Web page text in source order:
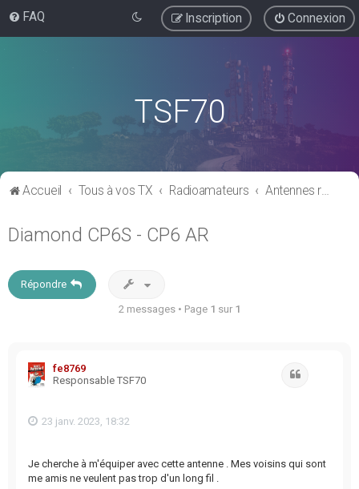
FAQ Connexion
Inscription
TSF70
Accueil Tous à vos TX Radioamateurs Antennes radioamateurs
Diamond CP6S - CP6 AR
Répondre
2 messages • Page 1 sur 1
fe8769
Responsable TSF70
23 janv. 2023, 18:32
Je cherche à m'équiper avec cette antenne . Mes voisins qui sont
me amis ne veulent pas trop d'un long fil .